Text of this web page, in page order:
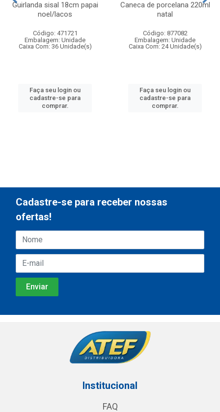
Guirlanda sisal 18cm papai
noel/lacos
Código: 471721
Embalagem: Unidade
Caixa Com: 36 Unidade(s)
Faça seu login ou
cadastre-se para
comprar.
Caneca de porcelana 220ml
natal
Código: 877082
Embalagem: Unidade
Caixa Com: 24 Unidade(s)
Faça seu login ou
cadastre-se para
comprar.
Cadastre-se para receber nossas
ofertas!
Institucional
FAQ